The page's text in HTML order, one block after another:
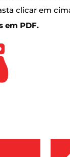
clicar em
em PDF.